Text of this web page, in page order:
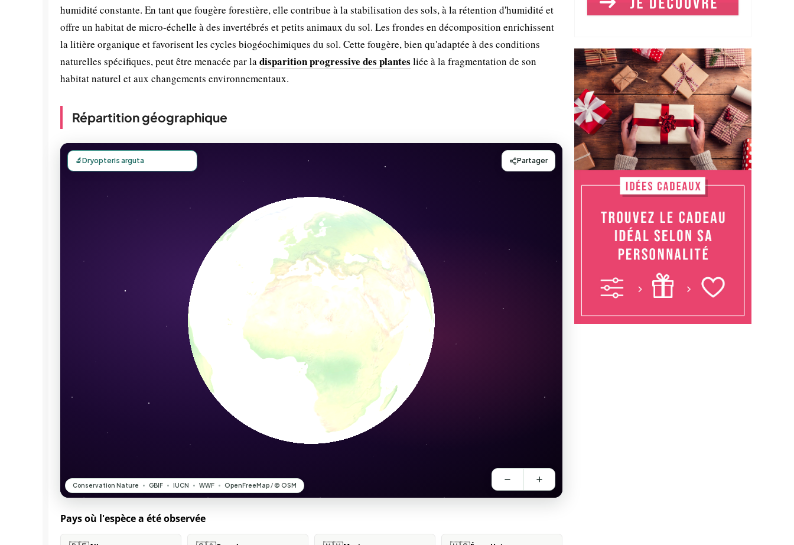
humidité constante. En tant que fougère forestière, elle contribue à la stabilisation des sols, à la rétention d'humidité et
offre un habitat de micro-échelle à des invertébrés et petits animaux du sol. Les frondes en décomposition enrichissent
la litière organique et favorisent les cycles biogéochimiques du sol. Cette fougère, bien qu'adaptée à des conditions
naturelles spécifiques, peut être menacée par ladisparition progressive des plantes liée à la fragmentation de son
habitat naturel et aux changements environnementaux.
Répartition géographique
Pays où l'espèce a été observée